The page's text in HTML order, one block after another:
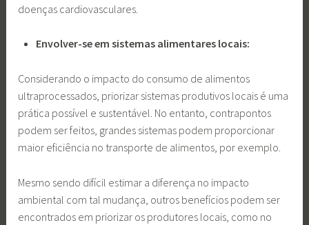
doenças cardiovasculares.
Envolver-se em sistemas alimentares locais:
Considerando o impacto do consumo de alimentos
ultraprocessados, priorizar sistemas produtivos locais é uma
prática possível e sustentável. No entanto, contrapontos
podem ser feitos, grandes sistemas podem proporcionar
maior eficiência no transporte de alimentos, por exemplo.
Mesmo sendo difícil estimar a diferença no impacto
ambiental com tal mudança, outros benefícios podem ser
encontrados em priorizar os produtores locais, como no